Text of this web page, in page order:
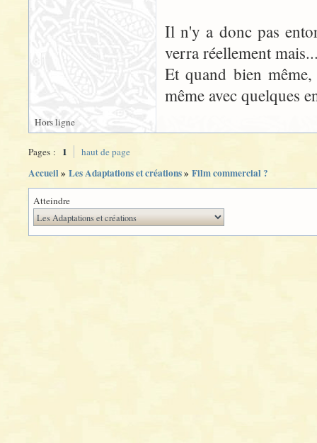
Il n'y a donc pas
verra réellement
Et quand bien
même avec quelques
Hors ligne
Pages : 1 haut de page
Accueil» Les Adaptations et créations» Film commercial ?
Atteindre